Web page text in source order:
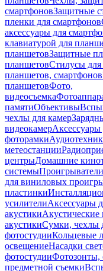
смартфоновЗащитные
пленки для смартфонов
аксессуары для
клавиатурой для
планшетовЗащитные
планшетовСтилусы
планшетов, смартфонов
планшетовФото,
видеосъемка
памятиОбъективы
чехлы для камер
видеокамерАксессуары
фоторамки
метеостанции
центрыДомашние
системы
для виниловых
пластинки
усилителиАксессуары
акустикиАкустические
акустикиСумки, чехлы
фотостудииКольцевые
освещениеНасадки
фотостудииФотозонты,
предметной съемки